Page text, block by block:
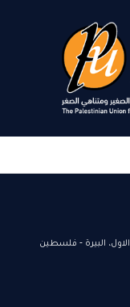
الاول، البيرة - فلسطين